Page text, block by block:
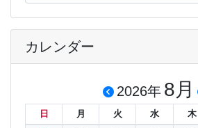
カレンダー
2026年 8月
日 月 火 水 木